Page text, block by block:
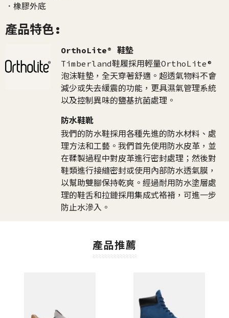
．橡膠外底
產品特色:
OrthoLite® 鞋墊
Timberland鞋履採用輕量OrthoLite®
泡沫鞋墊，全天穿著舒適。超透氣物料不會
減少或失去緩震的功能，更具濕氣管理系統
以及控制異味的鹽基抗菌處理。
防水鞋靴
我們的防水鞋採用各種先進的防水材料、處
理方法和工藝。我們首先使用防水皮革，並
在鞣製過程中對皮革進行密封處理；然後對
鞋類進行接縫密封或使用內部防水透氣膜，
以幫助雙腳保持乾爽。經過耐用防水塗層處
理的鞋舌和拉鏈採用集成式袼褙，可進一步
防止水滲入。
產品推薦